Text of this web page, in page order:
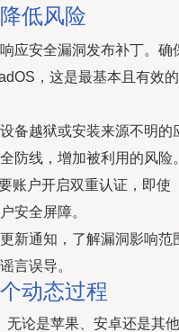
低风险
应安全漏洞发布补丁。确
，这是最基本且有效的
设备越狱或安装来源不明的
防线，增加被利用的风险
账户开启双重认证，即使
安全屏障。
新通知，了解漏洞影响范
言误导。
动态过程
无论是苹果、安卓还是其他